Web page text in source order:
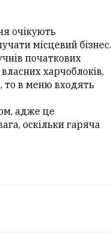
очікують
місцевий бізнес.
початкових
харчоблоків,
то в меню входять
адже це
оскільки гаряча